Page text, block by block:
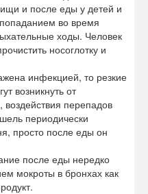
и после еды у детей и
во время
ходы. Человек
носоглотку и
инфекцией, то резкие
возникнуть от
перепадов
периодически
просто после еды он
после еды нередко
мокроты в бронхах как